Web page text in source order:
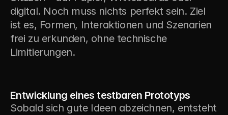
digital. Noch muss nichts perfekt sein. Ziel
ist es, Formen, Interaktionen und Szenarien
frei zu erkunden, ohne technische
Limitierungen.
Entwicklung eines testbaren Prototyps
Sobald sich gute Ideen abzeichnen, entsteht